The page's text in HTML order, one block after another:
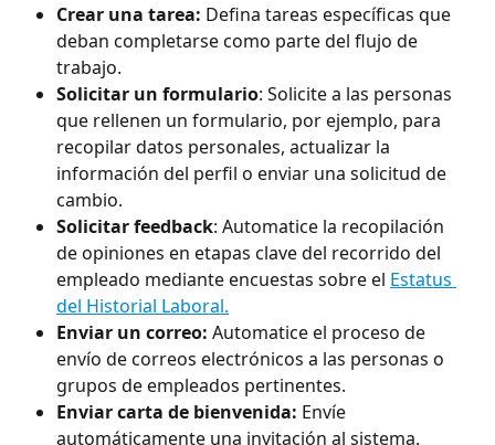
Crear una tarea: Defina tareas específicas que
deban completarse como parte del flujo de
trabajo.
Solicitar un formulario: Solicite a las personas
que rellenen un formulario, por ejemplo, para
recopilar datos personales, actualizar la
información del perfil o enviar una solicitud de
cambio.
Solicitar feedback: Automatice la recopilación
de opiniones en etapas clave del recorrido del
empleado mediante encuestas sobre el Estatus
del Historial Laboral.
Enviar un correo: Automatice el proceso de
envío de correos electrónicos a las personas o
grupos de empleados pertinentes.
Enviar carta de bienvenida: Envíe
automáticamente una invitación al sistema.